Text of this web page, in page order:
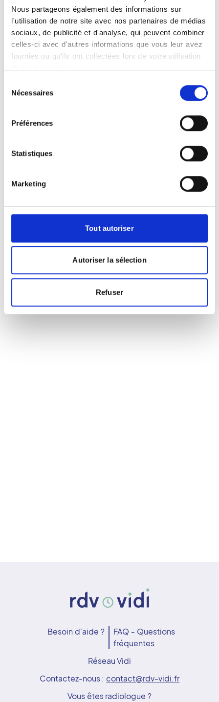
Nous partageons également des informations sur
l'utilisation de notre site avec nos partenaires de médias
sociaux, de publicité et d'analyse, qui peuvent combiner
celles-ci avec d'autres informations que vous leur avez
fournies ou qu'ils ont collectées lors de votre utilisation
Nécessaires
Préférences
Statistiques
Marketing
Tout autoriser
Autoriser la sélection
Refuser
Montivilliers
×
contributors
Photographies
Besoin d'aide ?
FAQ - Questions
fréquentes
Réseau Vidi
Contactez-nous : contact@rdv-vidi.fr
Vous êtes radiologue ?